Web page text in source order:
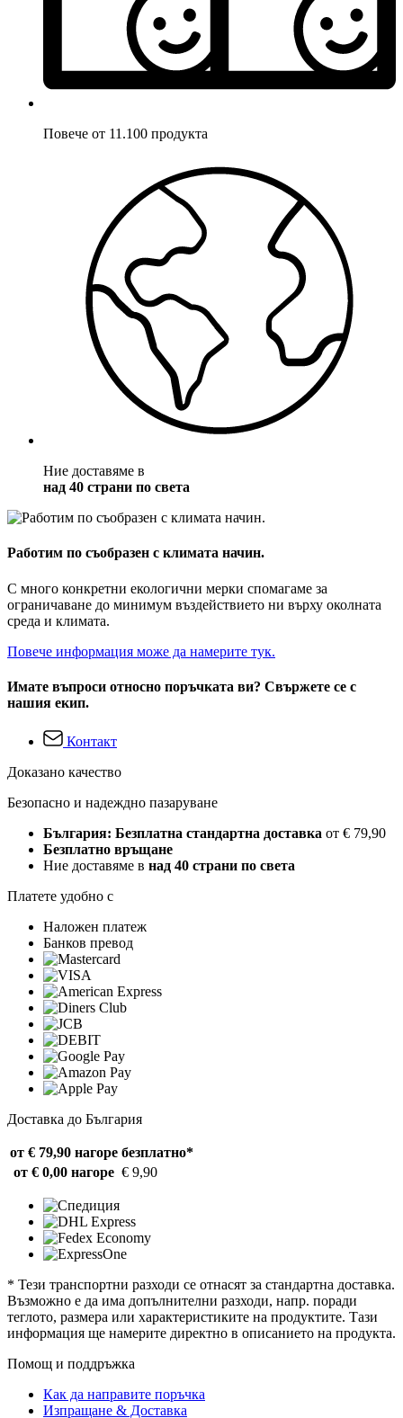
Повече от 11.100 продукта
Ние доставяме в
над 40 страни по света
Работим по съобразен с климата начин.
С много конкретни екологични мерки спомагаме за
ограничаване до минимум въздействието ни върху околната
среда и климата.
Повече информация може да намерите тук.
Имате въпроси относно поръчката ви? Свържете се с
нашия екип.
Контакт
Доказано качество
Безопасно и надеждно пазаруване
България: Безплатна стандартна доставка от € 79,90
Безплатно връщане
Ние доставяме в над 40 страни по света
Платете удобно с
Наложен платеж
Банков превод
Доставка до България
от € 79,90 нагоре безплатно*
от € 0,00 нагоре € 9,90
* Тези транспортни разходи се отнасят за стандартна доставка.
Възможно е да има допълнителни разходи, напр. поради
теглото, размера или характеристиките на продуктите. Тази
информация ще намерите директно в описанието на продукта.
Помощ и поддръжка
Как да направите поръчка
Изпращане & Доставка